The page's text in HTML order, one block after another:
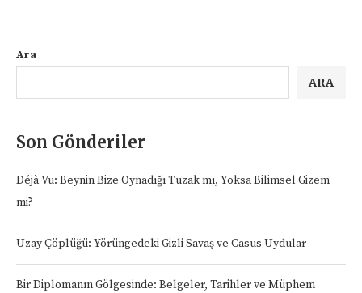
Ara
ARA
Son Gönderiler
Déjà Vu: Beynin Bize Oynadığı Tuzak mı, Yoksa Bilimsel Gizem
mi?
Uzay Çöplüğü: Yörüngedeki Gizli Savaş ve Casus Uydular
Bir Diplomanın Gölgesinde: Belgeler, Tarihler ve Müphem